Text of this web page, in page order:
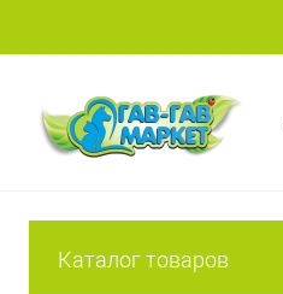
Каталог товаров